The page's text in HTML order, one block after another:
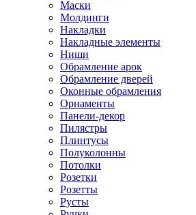
Маски
Молдинги
Накладки
Накладные элементы
Ниши
Обрамление арок
Обрамление дверей
Оконные обрамления
Орнаменты
Панели-декор
Пилястры
Плинтусы
Полуколонны
Потолки
Розетки
Розетты
Русты